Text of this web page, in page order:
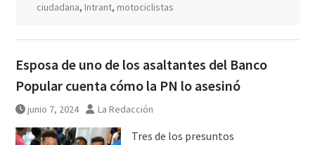
ciudadana, Intrant, motociclistas
Esposa de uno de los asaltantes del Banco
Popular cuenta cómo la PN lo asesinó
junio 7, 2024 La Redacción
Tres de los presuntos